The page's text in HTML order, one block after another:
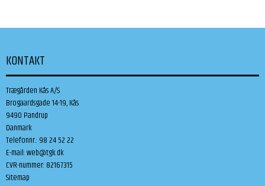
KONTAKT
Trægården Kås A/S
Brogaardsgade 14-19, Kås
9490 Pandrup
Danmark
Telefonnr.: 98 24 52 22
E-mail:web@tgk.dk
CVR-nummer: 82167315
Sitemap